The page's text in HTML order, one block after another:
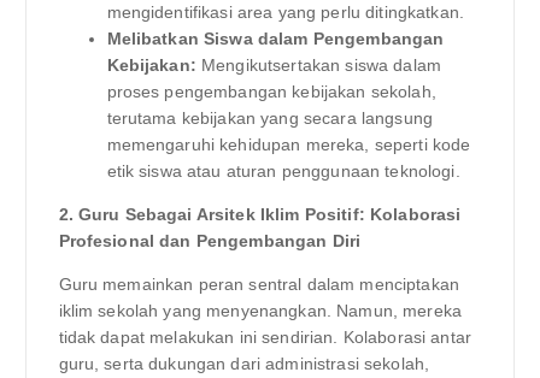
mengidentifikasi area yang perlu ditingkatkan.
Melibatkan Siswa dalam Pengembangan
Kebijakan: Mengikutsertakan siswa dalam
proses pengembangan kebijakan sekolah,
terutama kebijakan yang secara langsung
memengaruhi kehidupan mereka, seperti kode
etik siswa atau aturan penggunaan teknologi.
2. Guru Sebagai Arsitek Iklim Positif: Kolaborasi
Profesional dan Pengembangan Diri
Guru memainkan peran sentral dalam menciptakan
iklim sekolah yang menyenangkan. Namun, mereka
tidak dapat melakukan ini sendirian. Kolaborasi antar
guru, serta dukungan dari administrasi sekolah,